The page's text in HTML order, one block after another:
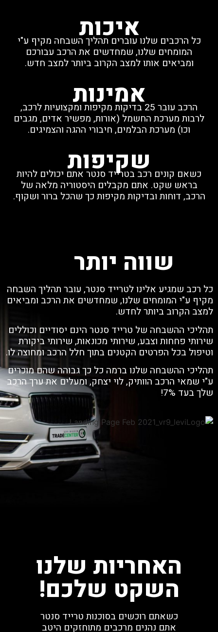
איכות
כל הרכבים שלנו עוברים תהליך השבחה מקיף ע"י
המומחים שלנו, שמחדשים את הרכב עבורכם
ומביאים אותו למצב הקרוב ביותר למצב חדש.
אמינות
הרכב עובר 25 בדיקות מקיפות ומקצועיות לרכב,
לרבות מערכת החשמל (אורות, מפשיר אדים, מגבים
וכו) מערכת הבלמים, חיבורי ההגה והצמיגים.
שקיפות
כשאם קונים רכב בטרייד סנטר אתם יכולים להיות
בראש שקט. אתם מקבלים היסטוריה מלאה של
הרכב, דוחות ובדיקות מקיפות כך שהכל ברור ושקוף.
שווה יותר
כל רכב שמגיע אלינו לטרייד סנטר, עובר תהליך השבחה
מקיף ע"י המומחים שלנו, שמחדשים את הרכב ומביאים
למצב הקרוב ביותר לחדש.
תהליכי ההשבחה של טרייד סנטר הינם יסודיים וכוללים
שירותי פחחות וצבע, שירותי מכונאות, שירותי ביקורת
וטיפול בכל הפרטים הקטנים בתוך חלל הרכב ומחוצה לו.
תהליכי ההשבחה שלנו ברמה כל כך גבוהה שהם מוכרים
ע"י שמאי הרכב הוותיק, לוי יצחק, ומעלים את ערך הרכב
שלך בעד 7%!
האחריות שלנו
השקט שלכם!
כשאתם רוכשים בסוכנות טרייד סנטר
אתם נהנים מרכבים מתוחזקים היטב